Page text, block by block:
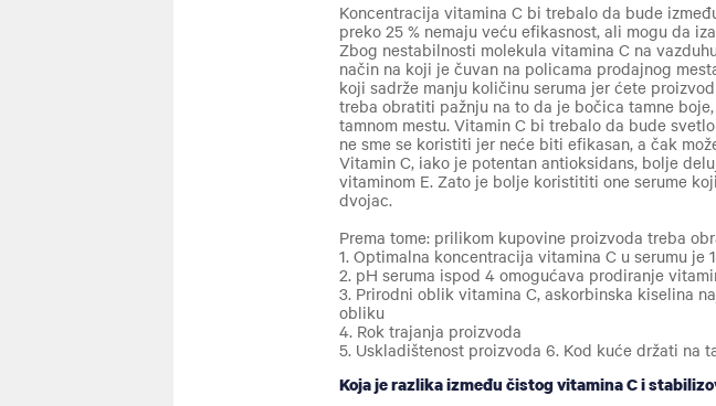
Koncentracija vitamina C bi trebalo da bude
preko 25 % nemaju veću efikasnost, ali mogu da
Zbog nestabilnosti molekula vitamina C na
način na koji je čuvan na policama prodajnog
koji sadrže manju količinu seruma jer ćete
treba obratiti pažnju na to da je bočica tamne
tamnom mestu. Vitamin C bi trebalo da bude
ne sme se koristiti jer neće biti efikasan, a čak
Vitamin C, iako je potentan antioksidans, bolje
vitaminom E. Zato je bolje koristititi one serume
dvojac.
Prema tome: prilikom kupovine proizvoda treba
1. Optimalna koncentracija vitamina C u serumu je
2. pH seruma ispod 4 omogućava prodiranje
3. Prirodni oblik vitamina C, askorbinska kiselina
obliku
4. Rok trajanja proizvoda
5. Uskladištenost proizvoda 6. Kod kuće držati na
Koja je razlika između čistog vitamina C i